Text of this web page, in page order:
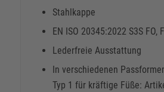
Stahlkappe
EN ISO 20345:2022 S3S FO,
Lederfreie Ausstattung
In verschiedenen
Typ 1 für kräftige Füße: